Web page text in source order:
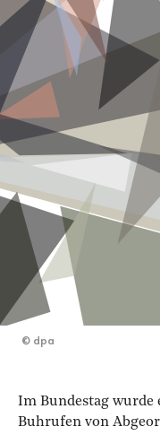
© dpa
Im Bundestag wurde
Buhrufen von